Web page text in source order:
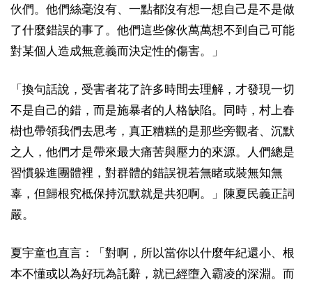
伙們。他們絲毫沒有、一點都沒有想一想自己是不是做
了什麼錯誤的事了。他們這些傢伙萬萬想不到自己可能
對某個人造成無意義而決定性的傷害。」
「換句話說，受害者花了許多時間去理解，才發現一切
不是自己的錯，而是施暴者的人格缺陷。同時，村上春
樹也帶領我們去思考，真正糟糕的是那些旁觀者、沉默
之人，他們才是帶來最大痛苦與壓力的來源。人們總是
習慣躲進團體裡，對群體的錯誤視若無睹或裝無知無
辜，但歸根究柢保持沉默就是共犯啊。」陳夏民義正詞
嚴。
夏宇童也直言：「對啊，所以當你以什麼年紀還小、根
本不懂或以為好玩為託辭，就已經墮入霸凌的深淵。而